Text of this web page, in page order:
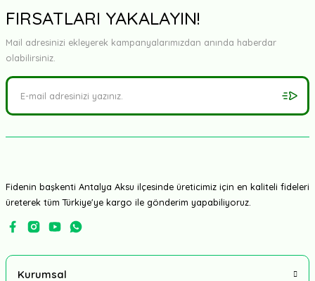
FIRSATLARI YAKALAYIN!
Mail adresinizi ekleyerek kampanyalarımızdan anında haberdar
olabilirsiniz.
Fidenin başkenti Antalya Aksu ilçesinde üreticimiz için en kaliteli fideleri
üreterek tüm Türkiye'ye kargo ile gönderim yapabiliyoruz.
Kurumsal